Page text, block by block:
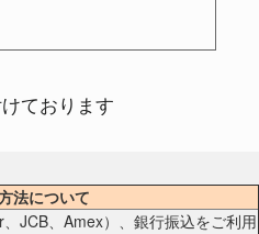
ております
法について
JCB、Amex）、銀行振込をご利用